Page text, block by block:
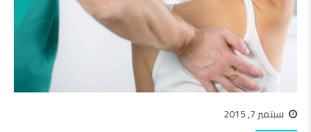
سبتمبر 7, 2015